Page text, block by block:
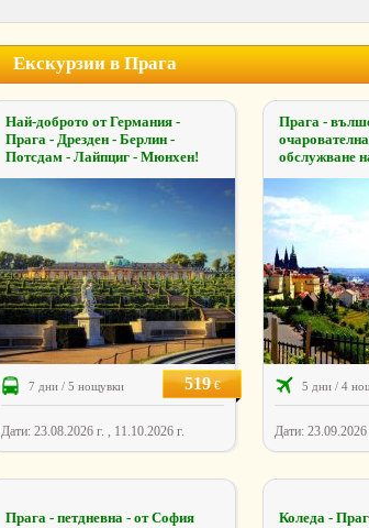
Екскурзии в Прага
Най-доброто от Германия -
Прага - Дрезден - Берлин -
Потсдам - Лайпциг - Мюнхен!
7 дни / 5 нощувки 519€
Дати: 23.08.2026 г. , 11.10.2026 г.
Прага -
обслужване
5 дни / 4
Дати: 23.09.2026
Прага - петдневна - от София Коледа -